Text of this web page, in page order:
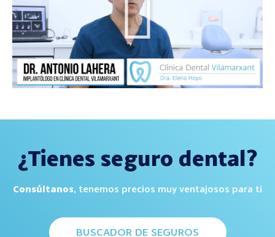
¿Tienes seguro dental?
Consúltanos, tenemos precios muy ventajosos para ti
BUSCADOR DE SEGUROS